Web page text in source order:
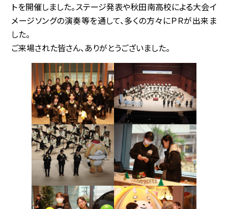
宿泊サポート
協賛企業
観光情報
資料ダウンロード
広報デザイン・デザインガイド
サイトポリシー
リンク集
サイトマップ
トを開催しました。ステージ発表や秋田南高校による大会イ
メージソングの演奏等を通して、多くの方々にＰＲが出来ま
した。
ご来場された皆さん、ありがとうございました。